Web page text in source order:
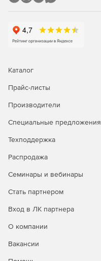
Каталог
Прайс-листы
Производители
Специальные предложения
Техподдержка
Распродажа
Семинары и вебинары
Стать партнером
Вход в ЛК партнера
О компании
Вакансии